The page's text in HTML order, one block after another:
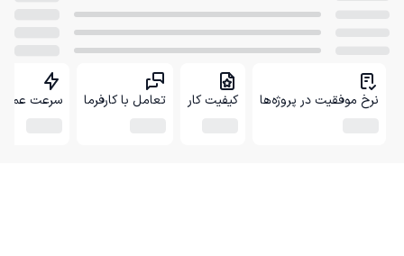
نرخ موفقیت در پروژه‌ها کیفیت کار تعامل با کارفرما سرعت عمل